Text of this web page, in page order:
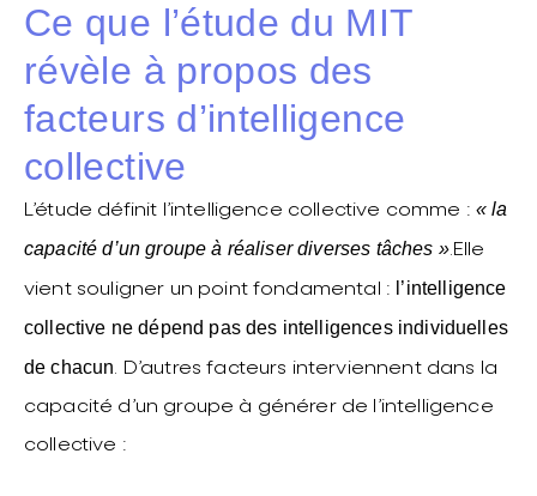
Ce que l’étude du MIT
révèle à propos des
facteurs d’intelligence
collective
L’étude définit l’intelligence collective comme : « la
capacité d’un groupe à réaliser diverses tâches ».Elle
vient souligner un point fondamental :
l’intelligence
collective ne dépend pas des intelligences individuelles
de chacun. D’autres facteurs interviennent dans la
capacité d’un groupe à générer de l’intelligence
collective :